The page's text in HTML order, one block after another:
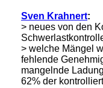
Sven Krahnert:
> neues von den
> welche Mängel
fehlende
mangelnde
62% der